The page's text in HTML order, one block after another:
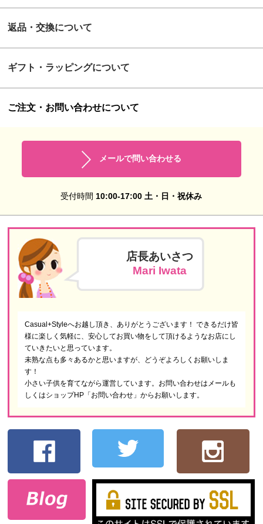
返品・交換について
ギフト・ラッピングについて
ご注文・お問い合わせについて
メールで問い合わせる
受付時間 10:00-17:00 土・日・祝休み
店長あいさつ
Mari Iwata
Casual+Styleへお越し頂き、ありがとうございます！ できるだけ皆
様に楽しく気軽に、安心してお買い物をして頂けるようなお店にし
ていきたいと思っています。
未熟な点も多々あるかと思いますが、どうぞよろしくお願いしま
す！
小さい子供を育てながら運営しています。お問い合わせはメールも
しくはショップHP「お問い合わせ」からお願いします。